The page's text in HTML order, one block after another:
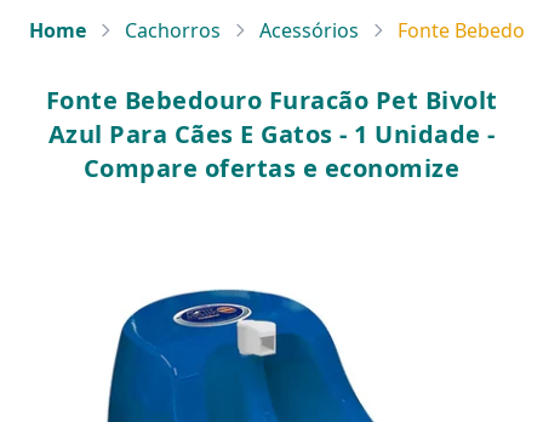
Home Cachorros Acessórios Fonte
Fonte Bebedouro Furacão Pet Bivolt
Azul Para Cães E Gatos - 1 Unidade -
Compare ofertas e economize